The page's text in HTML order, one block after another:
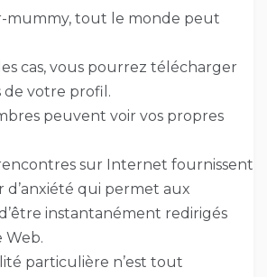
mummy, tout le monde peut
cas, vous pourrez télécharger
votre profil.
peuvent voir vos propres
sur Internet fournissent
qui permet aux
instantanément redirigés
Web.
particulière n’est tout